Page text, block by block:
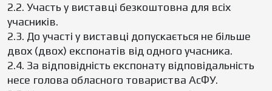
2.2. Участь у виставці безкоштовна для всіх
учасників.
2.3. До участі у виставці допускається не більше
двох (двох) експонатів від одного учасника.
2.4. За відповідність експонату відповідальність
несе голова обласного товариства АсФУ.